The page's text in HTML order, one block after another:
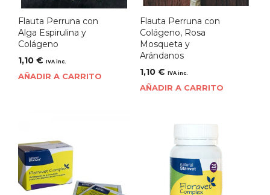
Flauta Perruna con
Alga Espirulina y
Colágeno
1,10 € IVA inc.
AÑADIR A CARRITO
Flauta Perruna con
Colágeno, Rosa
Mosqueta y
Arándanos
1,10 € IVA inc.
AÑADIR A CARRITO